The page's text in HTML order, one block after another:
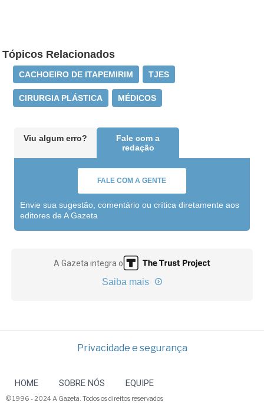
Tópicos Relacionados
CACHOEIRO DE ITAPEMIRIM TJES
CIRURGIA PLÁSTICA MÉDICOS
Viu algum erro?
Fale com a
redação
FALE COM A GENTE
Envie sua sugestão, comentário ou crítica diretamente aos
editores de A Gazeta
A Gazeta integra o
Saiba mais
Privacidade e segurança
HOME SOBRE NÓS EQUIPE
© 1996 - 2024 A Gazeta. Todos os direitos reservados